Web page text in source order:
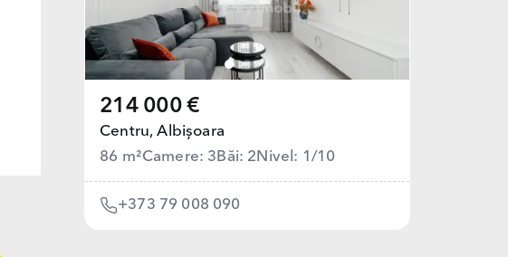
214 000 €
Centru, Albișoara
86 m²Camere: 3 Băi: 2 Nivel: 1/10
+373 79 008 090